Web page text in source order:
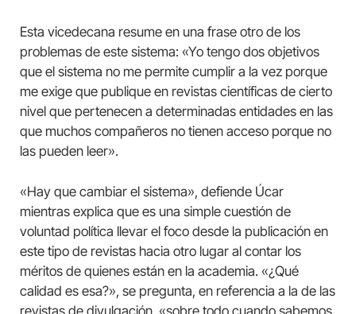
Esta vicedecana resume en una frase otro de los
problemas de este sistema: «Yo tengo dos objetivos
que el sistema no me permite cumplir a la vez porque
me exige que publique en revistas científicas de cierto
nivel que pertenecen a determinadas entidades en las
que muchos compañeros no tienen acceso porque no
las pueden leer».
«Hay que cambiar el sistema», defiende Úcar
mientras explica que es una simple cuestión de
voluntad política llevar el foco desde la publicación en
este tipo de revistas hacia otro lugar al contar los
méritos de quienes están en la academia. «¿Qué
calidad es esa?», se pregunta, en referencia a la de las